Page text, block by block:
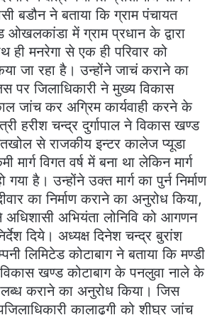
बडौन ने बताया कि ग्राम पंचायत
ओखलकांडा में ग्राम प्रधान के द्वारा
ही मनरेगा से एक ही परिवार को
जा रहा है। उन्होंने जाचं कराने का
पर जिलाधिकारी ने मुख्य विकास
जांच कर अग्रिम कार्यवाही करने के
हरीश चन्द्र दुर्गापाल ने विकास खण्ड
से राजकीय इन्टर कालेज प्यूडा
विगत वर्ष में बना था लेकिन मार्ग
गया है। उन्होंने उक्त मार्ग का पुर्न निर्माण
का निर्माण कराने का अनुरोध किया,
अधिशासी अभियंता लोनिवि को आगणन
दिये। अध्यक्ष दिनेश चन्द्र बुरांश
लिमिटेड कोटाबाग ने बताया कि मण्डी
खण्ड कोटाबाग के पनलुवा नाले के
कराने का अनुरोध किया। जिस
कालाढूगी को शीघ्र जांच